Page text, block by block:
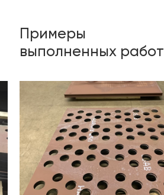
Примеры
выполненных работ